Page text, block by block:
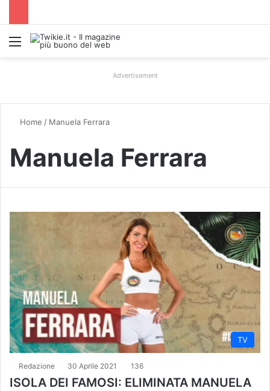
Menu
Advertisement
Home / Manuela Ferrara
Manuela Ferrara
TV
Redazione 30 Aprile 2021 136
ISOLA DEI FAMOSI: ELIMINATA MANUELA